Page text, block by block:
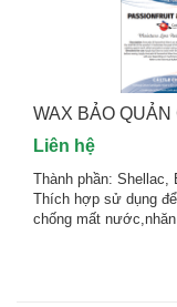
WAX BẢO
Liên hệ
Thành phần: Shellac,
Thích hợp sử dụng
chống mất nước,nhăn